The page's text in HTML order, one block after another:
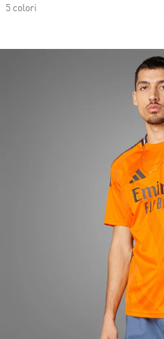
5 colori